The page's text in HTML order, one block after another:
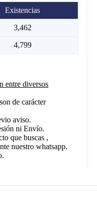
Existencias
3,462
4,799
entre diversos
de carácter
aviso.
ni Envío.
que buscas ,
nuestro whatsapp.